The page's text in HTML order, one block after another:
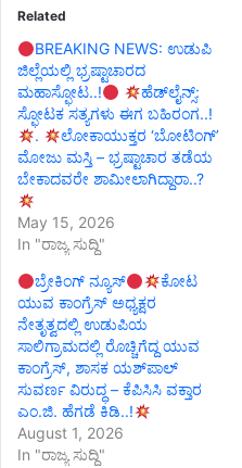
Related
BREAKING NEWS: ಉಡುಪಿ
ಜಿಲ್ಲೆಯಲ್ಲಿ ಭ್ರಷ್ಟಾಚಾರದ
ಮಹಾಸ್ಫೋಟ..!
ಹೆಡ್‌ಲೈನ್ಸ್‌:
ಸ್ಫೋಟಕ ಸತ್ಯಗಳು ಈಗ ಬಹಿರಂಗ..!
.
ಲೋಕಾಯುಕ್ತರ ‘ಬೋಟಿಂಗ್’
ಮೋಜು ಮಸ್ತಿ – ಭ್ರಷ್ಟಾಚಾರ ತಡೆಯ
ಬೇಕಾದವರೇ ಶಾಮೀಲಾಗಿದ್ದಾರಾ..?
May 15, 2026
In "ರಾಜ್ಯ ಸುದ್ದಿ"
ಬ್ರೇಕಿಂಗ್ ನ್ಯೂಸ್
ಕೋಟ
ಯುವ ಕಾಂಗ್ರೆಸ್ ಅಧ್ಯಕ್ಷರ
ನೇತೃತ್ವದಲ್ಲಿ ಉಡುಪಿಯ
ಸಾಲಿಗ್ರಾಮದಲ್ಲಿ ರೊಚ್ಚಿಗೆದ್ದ ಯುವ
ಕಾಂಗ್ರೆಸ್, ಶಾಸಕ ಯಶ್‌ಪಾಲ್
ಸುವರ್ಣ ವಿರುದ್ಧ – ಕೆಪಿಸಿಸಿ ವಕ್ತಾರ
ಎಂ.ಜಿ. ಹೆಗಡೆ ಕಿಡಿ..!
August 1, 2026
In "ರಾಜ್ಯ ಸುದ್ದಿ"